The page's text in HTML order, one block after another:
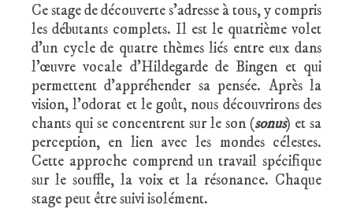
Ce stage de découverte s’adresse à tous, y compris
les débutants complets. Il est le quatrième volet
d’un cycle de quatre thèmes liés entre eux dans
l’œuvre vocale d’Hildegarde de Bingen et qui
permettent d’appréhender sa pensée. Après la
vision, l’odorat et le goût, nous découvrirons des
chants qui se concentrent sur le son (sonus) et sa
perception, en lien avec les mondes célestes.
Cette approche comprend un travail spécifique
sur le souffle, la voix et la résonance. Chaque
stage peut être suivi isolément.